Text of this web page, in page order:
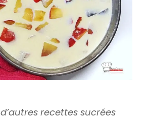
recettes sucrées